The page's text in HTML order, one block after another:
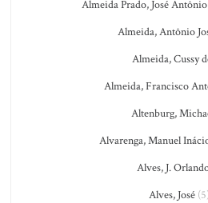
Almeida Prado, José
Almeida, Antônio
Almeida, Cussy
Almeida, Francisco
Altenburg,
Alvarenga, Manuel
Alves, J.
Alves, José